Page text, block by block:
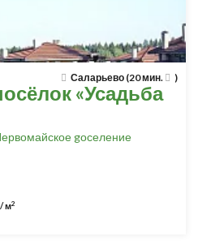
Саларьево (20 мин. )
«Усадьба
gоселение
/ м2